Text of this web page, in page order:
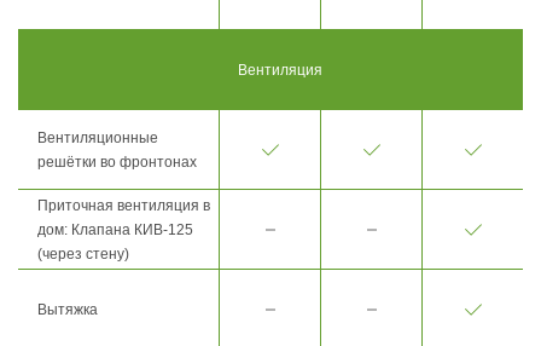
Вентиляция
Вентиляционные
решётки во фронтонах
Приточная вентиляция в
дом: Клапана КИВ-125
(через стену)
Вытяжка